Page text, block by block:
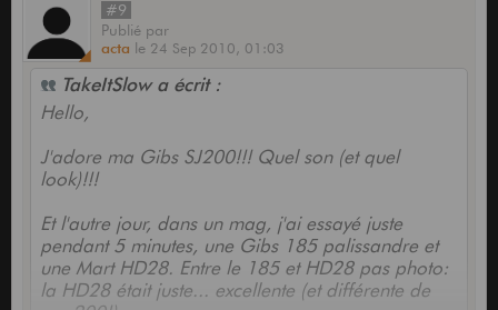
#9
Publié par
acta le 24 Sep 2010, 01:03
TakeItSlow a écrit :
Hello,
J'adore ma Gibs SJ200!!! Quel son (et quel
look)!!!
Et l'autre jour, dans un mag, j'ai essayé juste
pendant 5 minutes, une Gibs 185 palissandre et
une Mart HD28. Entre le 185 et HD28 pas photo:
la HD28 était juste... excellente (et différente de